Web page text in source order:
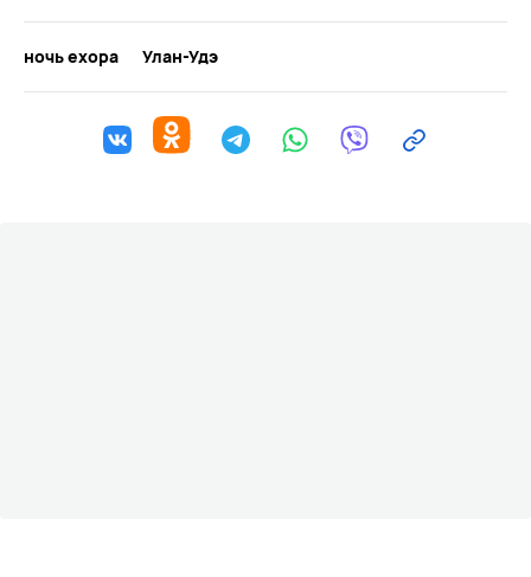
ночь ехора Улан-Удэ